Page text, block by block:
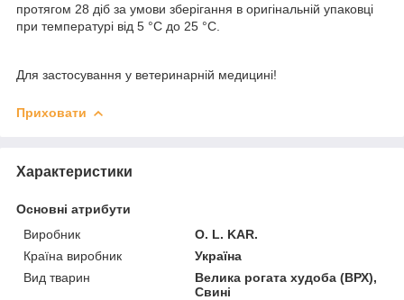
протягом 28 діб за умови зберігання в оригінальній упаковці
при температурі від 5 °С до 25 °C.
Для застосування у ветеринарній медицині!
Приховати
Характеристики
Основні атрибути
Виробник
O. L. KAR.
Країна виробник
Україна
Вид тварин
Велика рогата худоба (ВРХ),
Свині